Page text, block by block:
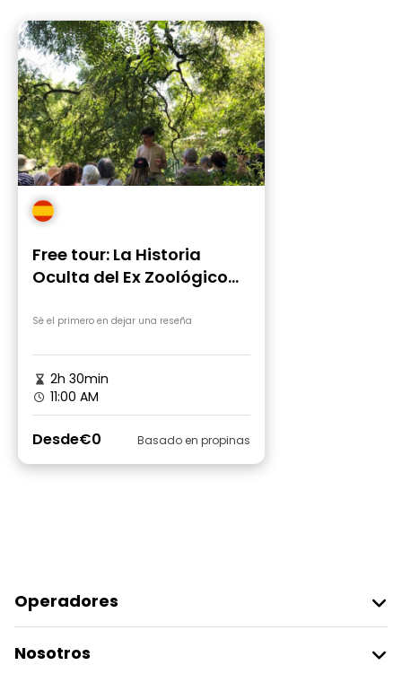
Free tour: La Historia
Oculta del Ex Zoológico
Sé el primero en dejar una reseña
2h 30min
11:00 AM
Desde€0 Basado en propinas
Operadores
Acceder Como Proveedor
Nosotros